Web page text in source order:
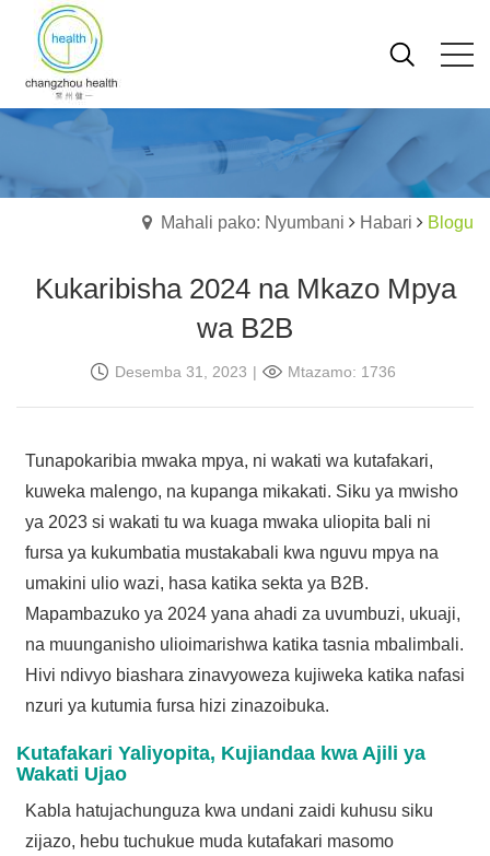
Mahali pako: Nyumbani Habari Blogu
Kukaribisha 2024 na Mkazo Mpya
wa B2B
Desemba 31, 2023 | Mtazamo: 1736
Tunapokaribia mwaka mpya, ni wakati wa kutafakari,
kuweka malengo, na kupanga mikakati. Siku ya mwisho
ya 2023 si wakati tu wa kuaga mwaka uliopita bali ni
fursa ya kukumbatia mustakabali kwa nguvu mpya na
umakini ulio wazi, hasa katika sekta ya B2B.
Mapambazuko ya 2024 yana ahadi za uvumbuzi, ukuaji,
na muunganisho ulioimarishwa katika tasnia mbalimbali.
Hivi ndivyo biashara zinavyoweza kujiweka katika nafasi
nzuri ya kutumia fursa hizi zinazoibuka.
Kutafakari Yaliyopita, Kujiandaa kwa Ajili ya
Wakati Ujao
Kabla hatujachunguza kwa undani zaidi kuhusu siku
zijazo, hebu tuchukue muda kutafakari masomo